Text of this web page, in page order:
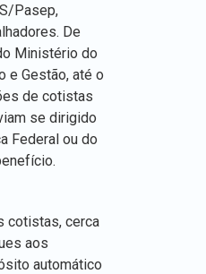
Pasep,
De
Ministério do
e Gestão, até o
de cotistas
se dirigido
Federal ou do
cotistas, cerca
aos
automático